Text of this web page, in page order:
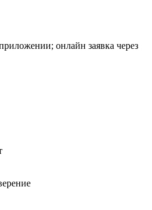
онлайн заявка через